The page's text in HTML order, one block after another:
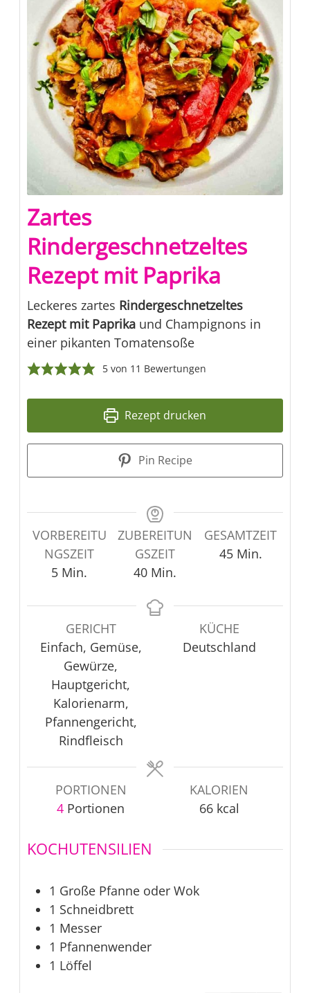
Zartes
Rindergeschnetzeltes
Rezept mit Paprika
Leckeres zartes Rindergeschnetzeltes
Rezept mit Paprikaund Champignons in
einer pikanten Tomatensoße
5von 11 Bewertungen
Rezept drucken
Pin Recipe
VORBEREITU
NGSZEIT
5Minuten
Min.
ZUBEREITUN
GSZEIT
40Minuten
Min.
GESAMTZEIT
45Minuten
Min.
GERICHT
Einfach, Gemüse,
Gewürze,
Hauptgericht,
Kalorienarm,
Pfannengericht,
Rindfleisch
KÜCHE
Deutschland
PORTIONEN
4 Portionen
KALORIEN
66 kcal
KOCHUTENSILIEN
1 Große Pfanne oder Wok
1 Schneidbrett
1 Messer
1 Pfannenwender
1 Löffel